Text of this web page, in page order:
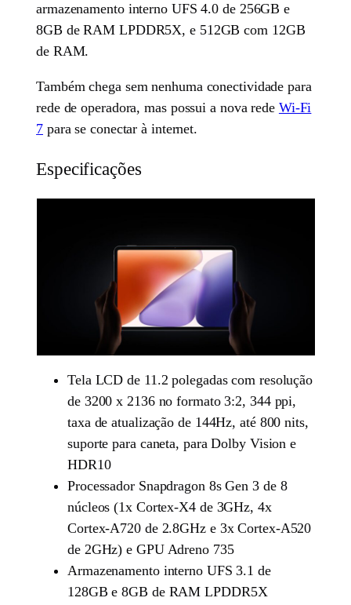
armazenamento interno UFS 4.0 de 256GB e
8GB de RAM LPDDR5X, e 512GB com 12GB
de RAM.
Também chega sem nenhuma conectividade para
rede de operadora, mas possui a nova rede Wi-Fi
7para se conectar à internet.
Especificações
Tela LCD de 11.2 polegadas com resolução
de 3200 x 2136 no formato 3:2, 344 ppi,
taxa de atualização de 144Hz, até 800 nits,
suporte para caneta, para Dolby Vision e
HDR10
Processador Snapdragon 8s Gen 3 de 8
núcleos (1x Cortex-X4 de 3GHz, 4x
Cortex-A720 de 2.8GHz e 3x Cortex-A520
de 2GHz) e GPU Adreno 735
Armazenamento interno UFS 3.1 de
128GB e 8GB de RAM LPDDR5X